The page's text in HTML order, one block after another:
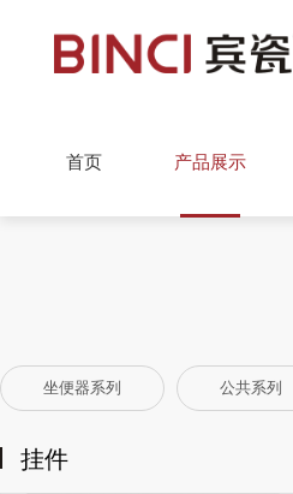
首页 产品展示
坐便器系列 公共系列
挂件